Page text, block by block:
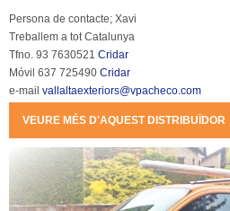
Persona de contacte; Xavi
Treballem a tot Catalunya
Tfno. 93 7630521 Cridar
Móvil 637 725490 Cridar
e-mail vallaltaexteriors@vpacheco.com
VEURE MÉS D'AQUEST DISTRIBUÏDOR